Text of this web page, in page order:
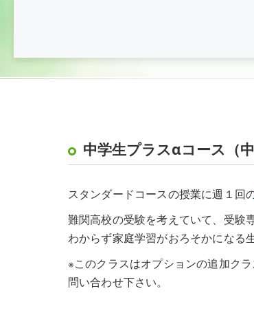
中学生プラスαコース（
スタンダードコースの授業に週１回
難関高校の受験を考えていて、受験
わからず家庭学習がおろそかになる
※このクラスはオプションの追加ク
問い合わせ下さい。